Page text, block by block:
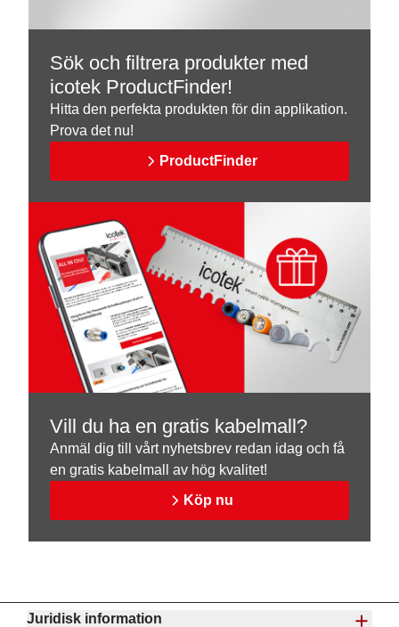
Sök och filtrera produkter med
icotek ProductFinder!
Hitta den perfekta produkten för din applikation.
Prova det nu!
ProductFinder
Vill du ha en gratis kabelmall?
Anmäl dig till vårt nyhetsbrev redan idag och få
en gratis kabelmall av hög kvalitet!
Köp nu
Juridisk information